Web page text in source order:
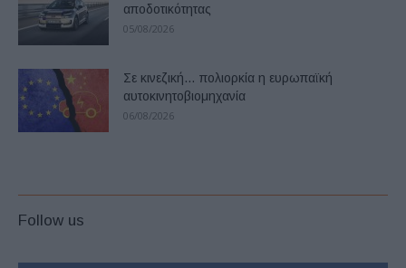
αποδοτικότητας
05/08/2026
Σε κινεζική… πολιορκία η ευρωπαϊκή
αυτοκινητοβιομηχανία
06/08/2026
Follow us